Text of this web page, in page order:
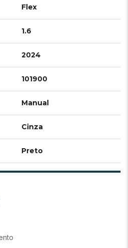
Flex
1.6
2024
101900
Manual
Cinza
Preto